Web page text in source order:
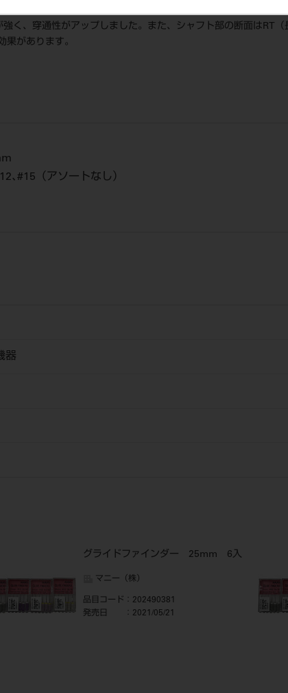
く、穿通性がアップしました。また、シャフト部の断面はRT
果があります。
､#15（アソートなし）
器
グライドファインダー 25mm 6入
マニー（株）
品目コード ：202490381
発売日
：2021/05/21